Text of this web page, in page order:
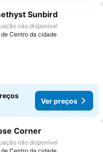
aos favoritos
Sunbird
não disponível
de Centro da cidade
Ver preços
aos favoritos
Corner
não disponível